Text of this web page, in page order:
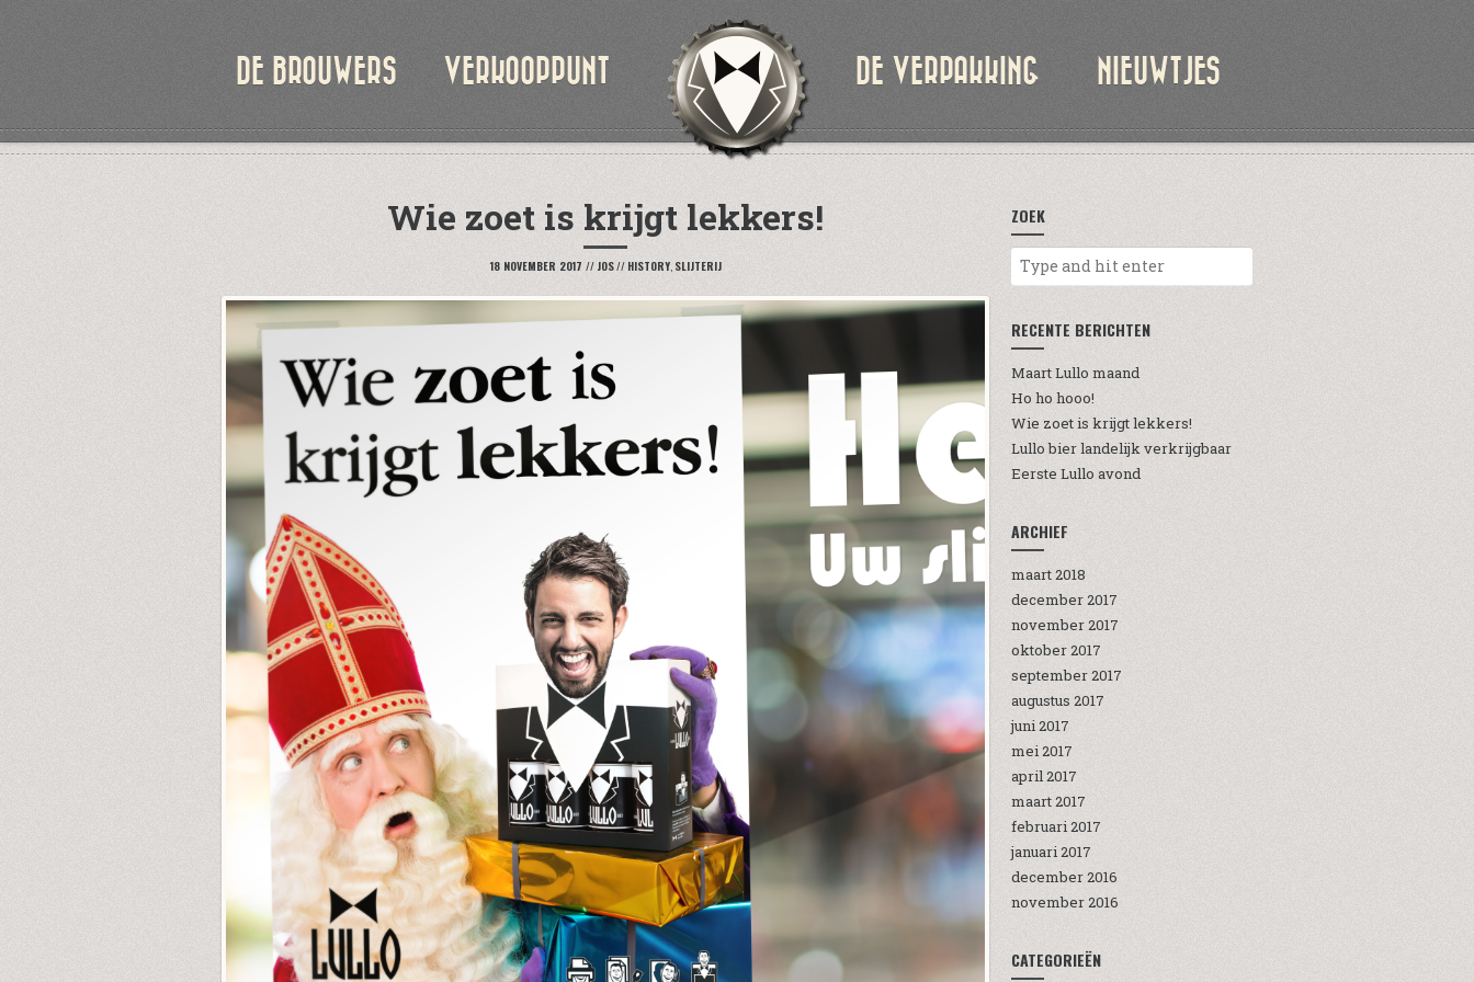
DE BROUWERS VERKOOPPUNT DE VERPAKKING NIEUWTJES
Wie zoet is krijgt lekkers!
18 NOVEMBER 2017 // JOS// HISTORY, SLIJTERIJ
ZOEK
RECENTE BERICHTEN
Maart Lullo maand
Ho ho hooo!
Wie zoet is krijgt lekkers!
Lullo bier landelijk verkrijgbaar
Eerste Lullo avond
ARCHIEF
maart 2018
december 2017
november 2017
oktober 2017
september 2017
augustus 2017
juni 2017
mei 2017
april 2017
maart 2017
februari 2017
januari 2017
december 2016
november 2016
CATEGORIEËN